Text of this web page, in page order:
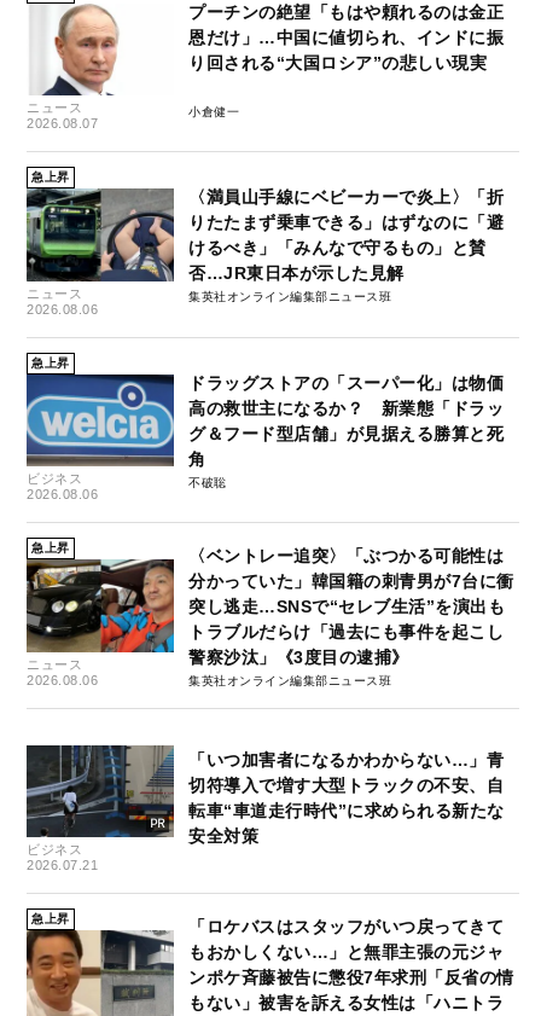
ニュース
2026.08.07
プーチンの絶望「もはや頼れるのは金正
恩だけ」…中国に値切られ、インドに振
り回される“大国ロシア”の悲しい現実
小倉健一
急上昇
ニュース
2026.08.06
〈満員山手線にベビーカーで炎上〉「折
りたたまず乗車できる」はずなのに「避
けるべき」「みんなで守るもの」と賛
否…JR東日本が示した見解
集英社オンライン編集部ニュース班
急上昇
ビジネス
2026.08.06
ドラッグストアの「スーパー化」は物価
高の救世主になるか？ 新業態「ドラッ
グ＆フード型店舗」が見据える勝算と死
角
不破聡
急上昇
ニュース
2026.08.06
〈ベントレー追突〉「ぶつかる可能性は
分かっていた」韓国籍の刺青男が7台に衝
突し逃走…SNSで“セレブ生活”を演出も
トラブルだらけ「過去にも事件を起こし
警察沙汰」《3度目の逮捕》
集英社オンライン編集部ニュース班
ビジネス
2026.07.21
「いつ加害者になるかわからない…」青
切符導入で増す大型トラックの不安、自
転車“車道走行時代”に求められる新たな
安全対策
急上昇
「ロケバスはスタッフがいつ戻ってきて
もおかしくない…」と無罪主張の元ジャ
ンポケ斉藤被告に懲役7年求刑「反省の情
もない」被害を訴える女性は「ハニトラ